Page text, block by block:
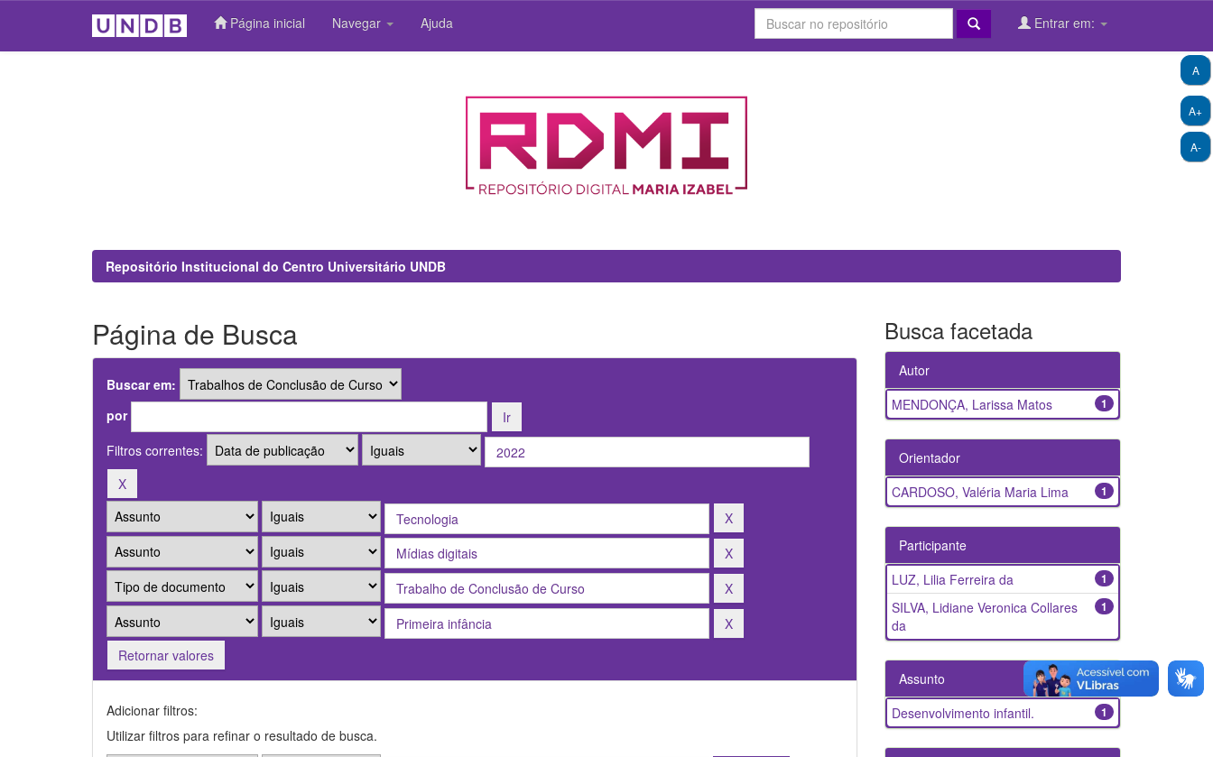
Página inicial Navegar Ajuda Entrar em:
A+
A-
A
Repositório Institucional do Centro Universitário UNDB
Página de Busca
Buscar em:
por
Filtros correntes:
Retornar valores
Adicionar filtros:
Utilizar filtros para refinar o resultado de busca.
Busca facetada
Autor
1
MENDONÇA, Larissa Matos
Orientador
1
CARDOSO, Valéria Maria Lima
Participante
1
LUZ, Lilia Ferreira da
1
SILVA, Lidiane Veronica Collares
da
Assunto
1
Desenvolvimento infantil.